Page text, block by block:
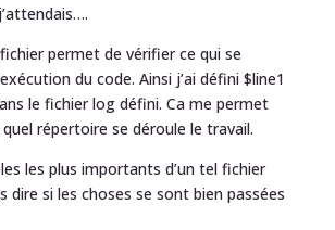
permet de vérifier ce qui se
du code. Ainsi j’ai défini $line1
le fichier log défini. Ca me permet
répertoire se déroule le travail.
les plus importants d’un tel fichier
dire si les choses se sont bien passées